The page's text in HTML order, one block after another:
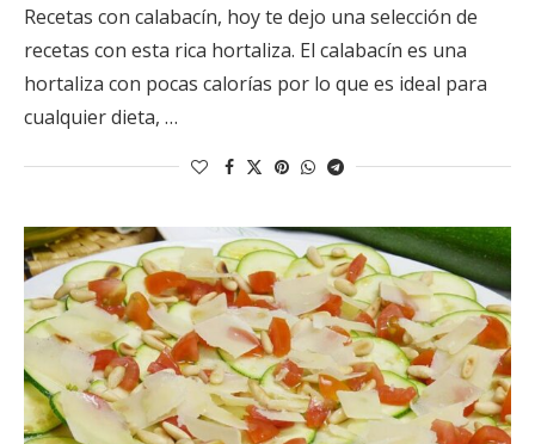
Recetas con calabacín, hoy te dejo una selección de
recetas con esta rica hortaliza. El calabacín es una
hortaliza con pocas calorías por lo que es ideal para
cualquier dieta, …